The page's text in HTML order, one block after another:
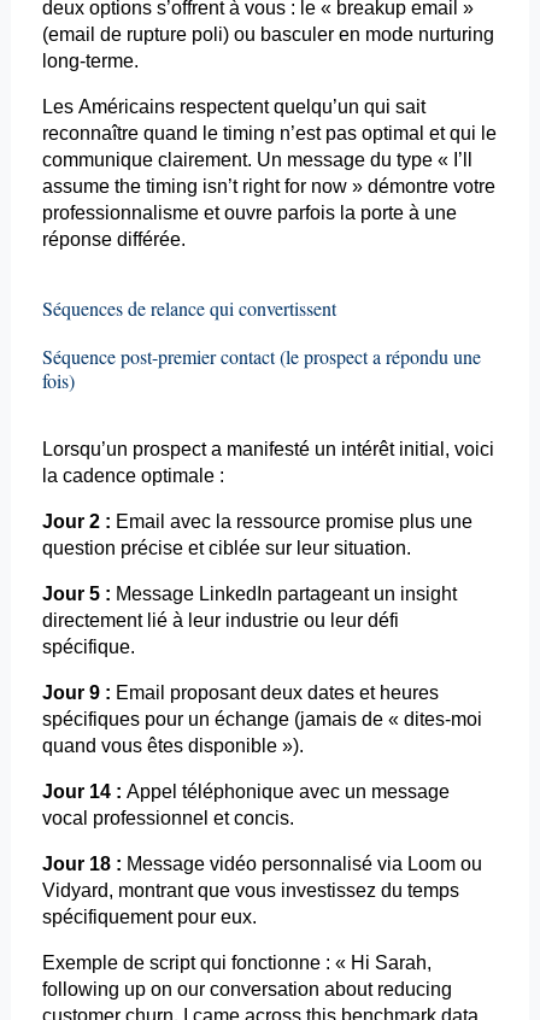
deux options s’offrent à vous : le « breakup email »
(email de rupture poli) ou basculer en mode nurturing
long-terme.
Les Américains respectent quelqu’un qui sait
reconnaître quand le timing n’est pas optimal et qui le
communique clairement. Un message du type « I’ll
assume the timing isn’tright for now» démontre votre
professionnalisme et ouvre parfois la porte à une
réponse différée.
Séquences de relance qui convertissent
Séquence post-premier contact (le prospect a répondu une
fois)
Lorsqu’un prospect a manifesté un intérêt initial, voici
la cadence optimale :
Jour 2 : Email avec la ressource promise plus une
question précise et ciblée sur leur situation.
Jour 5 : Message LinkedIn partageant un insight
directement lié à leur industrie ou leur défi
spécifique.
Jour 9 : Email proposant deux dates et heures
spécifiques pour un échange (jamais de « dites-moi
quand vous êtes disponible »).
Jour 14 : Appel téléphonique avec un message
vocal professionnel et concis.
Jour 18 : Message vidéo personnalisé via Loomou
Vidyard, montrant que vous investissez du temps
spécifiquement pour eux.
Exemple de script qui fonctionne : « Hi Sarah,
following up on ourconversation about reducing